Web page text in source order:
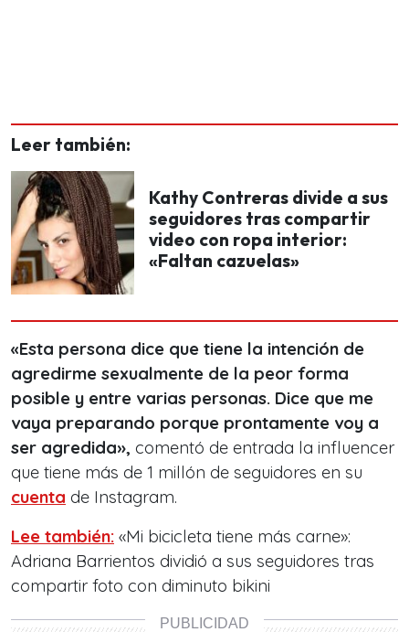
Leer también:
Kathy Contreras divide a sus
seguidores tras compartir
video con ropa interior:
«Faltan cazuelas»
«Esta persona dice que tiene la intención de
agredirme sexualmente de la peor forma
posible y entre varias personas. Dice que me
vaya preparando porque prontamente voy a
ser agredida», comentó de entrada la influencer
que tiene más de 1 millón de seguidores en su
cuenta de Instagram.
Lee también: «Mi bicicleta tiene más carne»:
Adriana Barrientos dividió a sus seguidores tras
compartir foto con diminuto bikini